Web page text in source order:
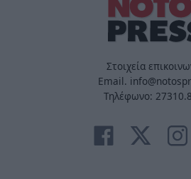
Στοιχεία
Email.
Τηλέφωνο: